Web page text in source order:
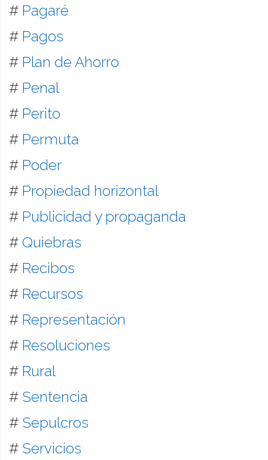
# Pagaré
# Pagos
# Plan de Ahorro
# Penal
# Perito
# Permuta
# Poder
# Propiedad horizontal
# Publicidad y propaganda
# Quiebras
# Recibos
# Recursos
# Representación
# Resoluciones
# Rural
# Sentencia
# Sepulcros
# Servicios